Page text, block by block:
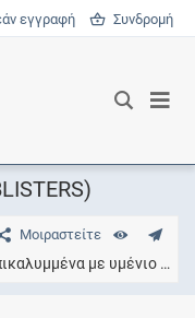
εγγραφή Συνδρομή
Μοιραστείτε
με υμένιο